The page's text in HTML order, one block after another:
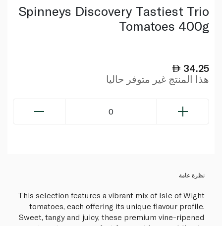
Spinneys Discovery Tastiest Trio
Tomatoes 400g
34.25
هذا المنتج غير متوفر حاليا
0
نظرة عامة
This selection features a vibrant mix of Isle of Wight
tomatoes, each offering its unique flavour profile.
Sweet, tangy and juicy, these premium vine-ripened